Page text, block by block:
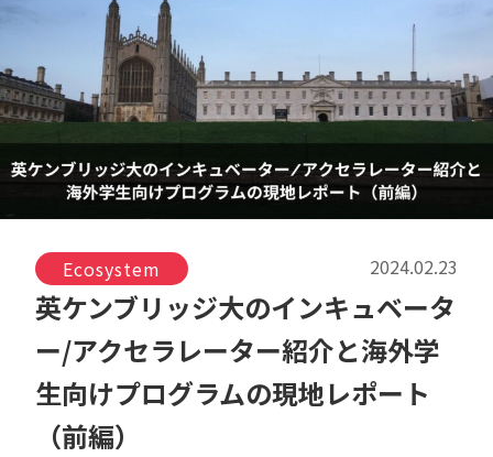
Ecosystem 2024.02.23
英ケンブリッジ大のインキュベータ
ー/アクセラレーター紹介と海外学
生向けプログラムの現地レポート
（前編）